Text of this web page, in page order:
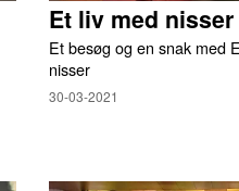
Et liv med nisser
Et besøg og en snak med
nisser
30-03-2021